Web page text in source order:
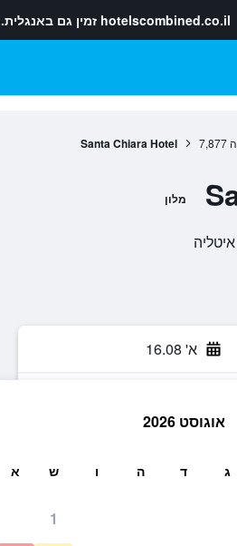
hotelscombined.co.il זמין גם באנגלית.
7,877
Santa Chiara Hotel
מלון
א' 16.08
אוגוסט 2026
ג ד ה ו ש
1
א